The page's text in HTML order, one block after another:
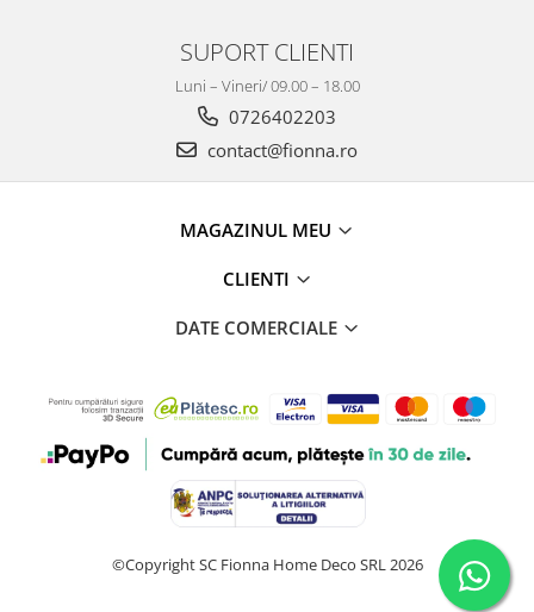
SUPORT CLIENTI
Luni – Vineri/ 09.00 – 18.00
0726402203
contact@fionna.ro
MAGAZINUL MEU
CLIENTI
DATE COMERCIALE
©Copyright SC Fionna Home Deco SRL 2026